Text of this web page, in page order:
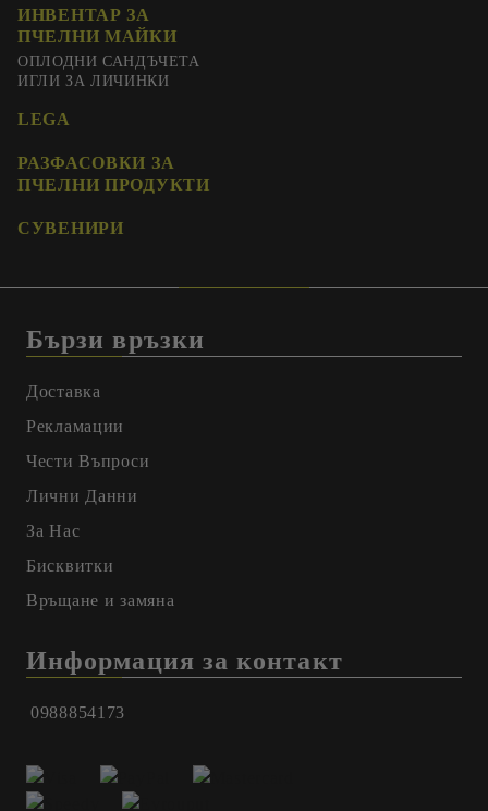
ИНВЕНТАР ЗА
ПЧЕЛНИ МАЙКИ
ОПЛОДНИ САНДЪЧЕТА
ИГЛИ ЗА ЛИЧИНКИ
LEGA
РАЗФАСОВКИ ЗА
ПЧЕЛНИ ПРОДУКТИ
СУВЕНИРИ
Бързи връзки
Доставка
Рекламации
Чести Въпроси
Лични Данни
За Нас
Бисквитки
Връщане и замяна
Информация за контакт
0988854173